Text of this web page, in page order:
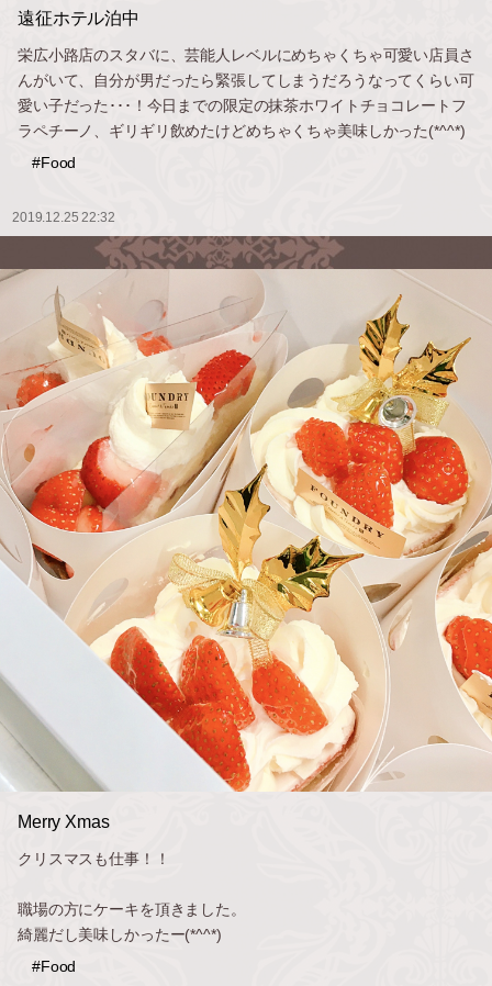
遠征ホテル泊中
栄広小路店のスタバに、芸能人レベルにめちゃくちゃ可愛い店員さ
んがいて、自分が男だったら緊張してしまうだろうなってくらい可
愛い子だった･･･！今日までの限定の抹茶ホワイトチョコレートフ
ラペチーノ、ギリギリ飲めたけどめちゃくちゃ美味しかった(*^^*)
#Food
2019.12.25 22:32
Merry Xmas
クリスマスも仕事！！
職場の方にケーキを頂きました。
綺麗だし美味しかったー(*^^*)
#Food